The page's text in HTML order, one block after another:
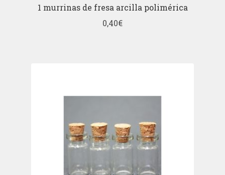
1 murrinas de fresa arcilla polimérica
0,40€